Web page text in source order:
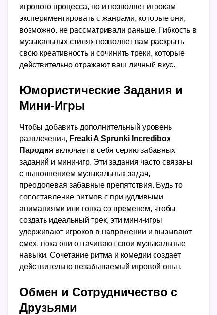
игрового процесса, но и позволяет игрокам
экспериментировать с жанрами, которые они,
возможно, не рассматривали раньше. Гибкость в
музыкальных стилях позволяет вам раскрыть
свою креативность и сочинить треки, которые
действительно отражают ваш личный вкус.
Юмористические Задания и
Мини-Игры
Чтобы добавить дополнительный уровень
развлечения, Freaki A Sprunki Incredibox
Пародия включает в себя серию забавных
заданий и мини-игр. Эти задания часто связаны
с выполнением музыкальных задач,
преодолевая забавные препятствия. Будь то
сопоставление ритмов с причудливыми
анимациями или гонка со временем, чтобы
создать идеальный трек, эти мини-игры
удерживают игроков в напряжении и вызывают
смех, пока они оттачивают свои музыкальные
навыки. Сочетание ритма и комедии создает
действительно незабываемый игровой опыт.
Обмен и Сотрудничество с
Друзьями